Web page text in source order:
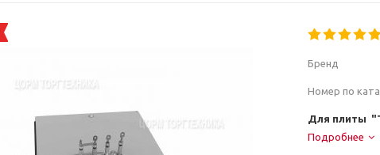
Бренд
Номер по
Для плиты
Подробнее